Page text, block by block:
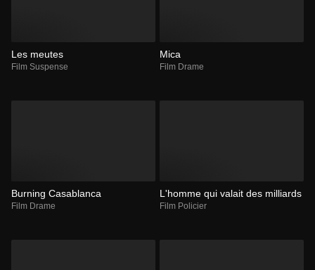
Les meutes
Film Suspense
Mica
Film Drame
Burning Casablanca
Film Drame
L'homme qui valait des milliards
Film Policier